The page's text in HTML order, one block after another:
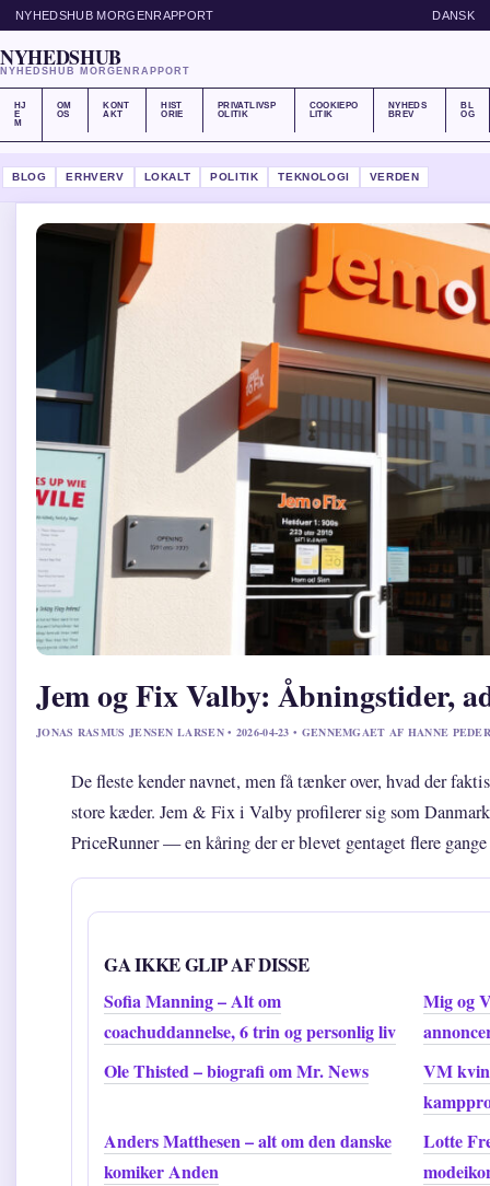
NYHEDSHUB MORGENRAPPORT DANSK
NYHEDSHUB
NYHEDSHUB MORGENRAPPORT
HJ
E
M
OM
OS
KONT
AKT
HIST
ORIE
PRIVATLIVSP
OLITIK
COOKIEPO
LITIK
NYHEDS
BREV
BL
OG
BLOG ERHVERV LOKALT POLITIK TEKNOLOGI VERDEN
Jem og Fix Valby: Åbningstider,
JONAS RASMUS JENSEN LARSEN • 2026-04-23 • GENNEMGAET AF HANNE
De fleste kender navnet, men få tænker over, hvad der
store kæder. Jem & Fix i Valby profilerer sig som
PriceRunner — en kåring der er blevet gentaget flere
GA IKKE GLIP AF DISSE
Sofia Manning – Alt om
coachuddannelse, 6 trin og personlig liv
Mig og
Ole Thisted – biografi om Mr. News
VM
Anders Matthesen – alt om den danske
komiker Anden
Lotte